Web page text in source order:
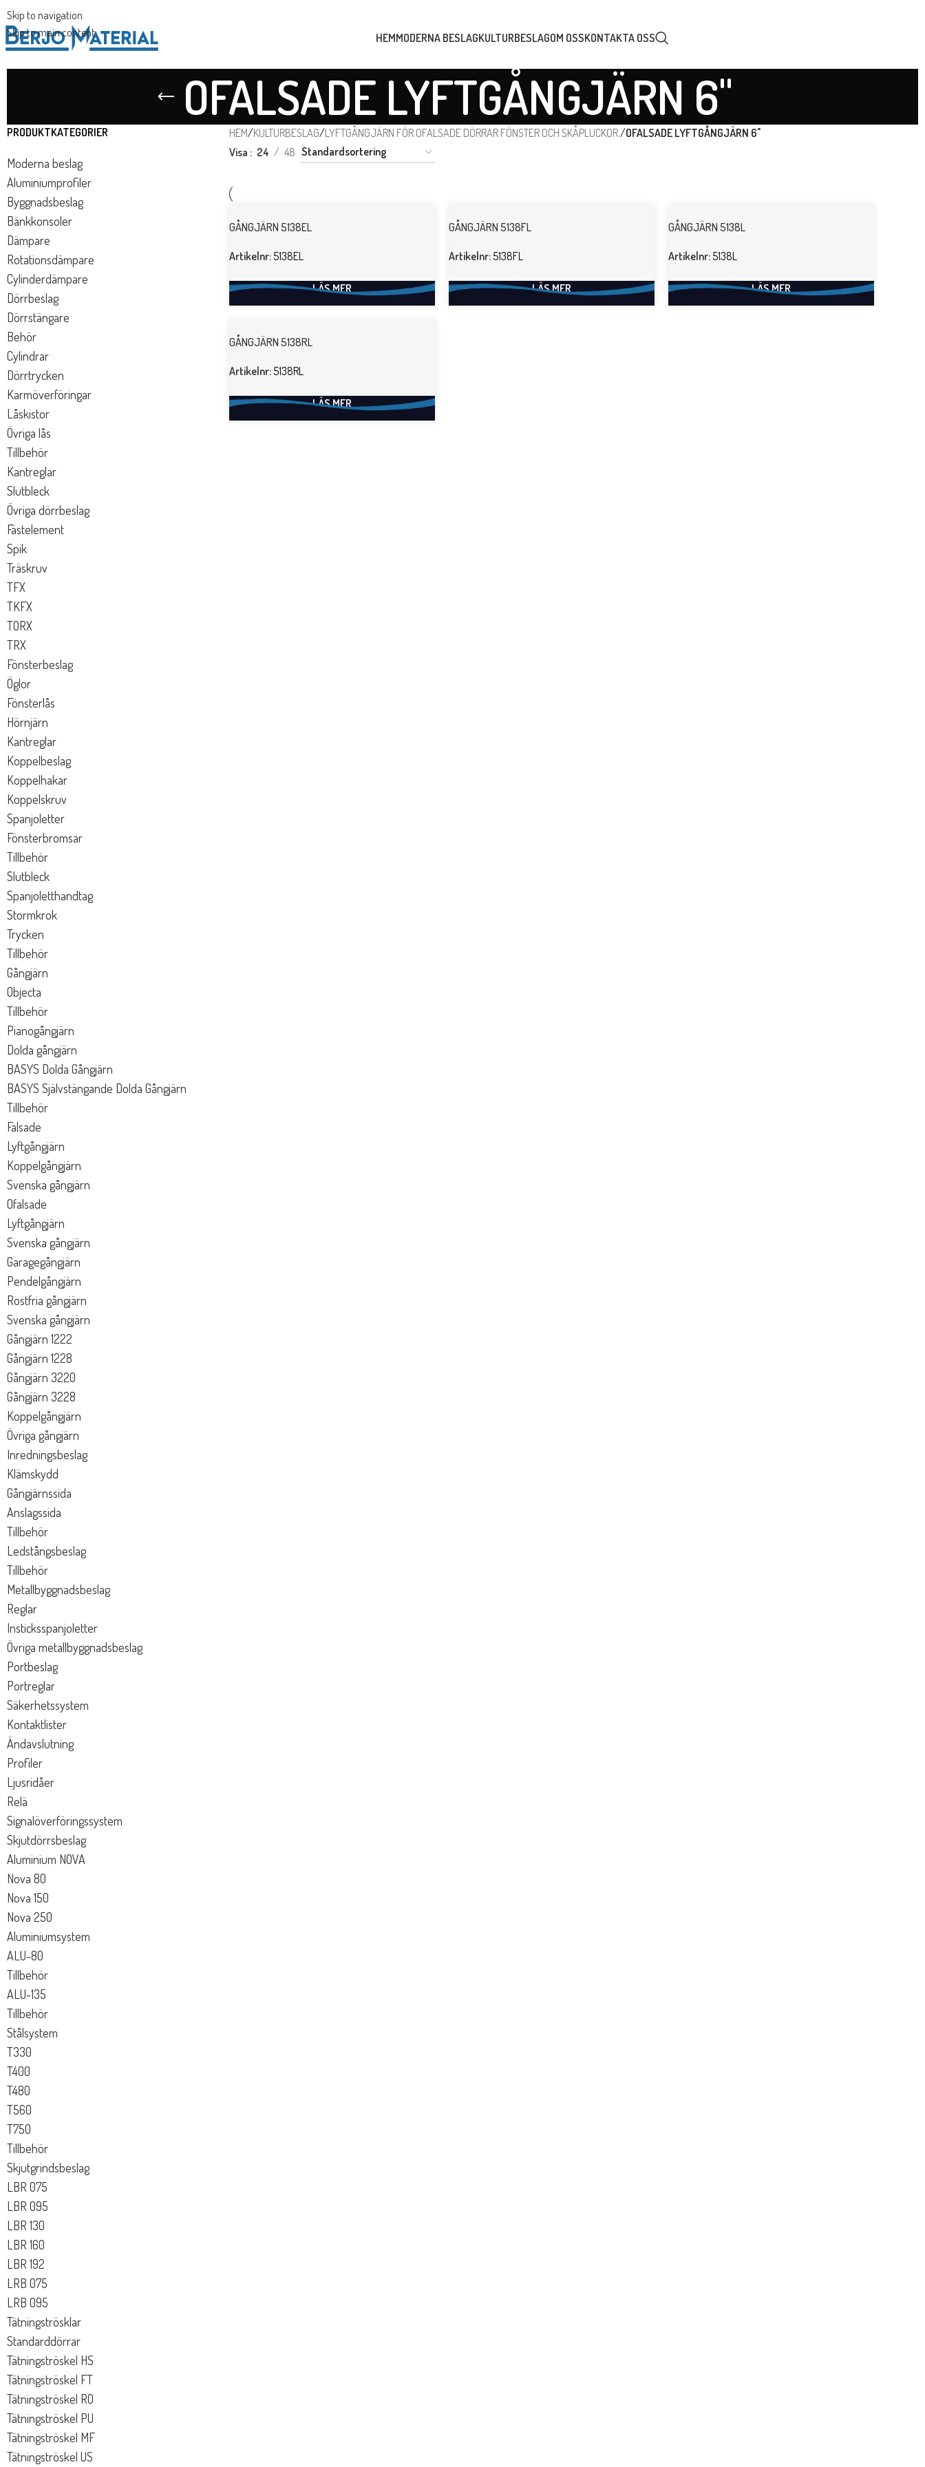
Skip to navigation
Skip to main content
HEMMODERNA BESLAGKULTURBESLAGOM OSSKONTAKTA OSS
OFALSADE LYFTGÅNGJÄRN 6"
PRODUKTKATEGORIER
Moderna beslag
Aluminiumprofiler
Byggnadsbeslag
Bänkkonsoler
Dämpare
Rotationsdämpare
Cylinderdämpare
Dörrbeslag
Dörrstängare
Behör
Cylindrar
Dörrtrycken
Karmöverföringar
Låskistor
Övriga lås
Tillbehör
Kantreglar
Slutbleck
Övriga dörrbeslag
Fästelement
Spik
Träskruv
TFX
TKFX
TORX
TRX
Fönsterbeslag
Öglor
Fönsterlås
Hörnjärn
Kantreglar
Koppelbeslag
Koppelhakar
Koppelskruv
Spanjoletter
Fönsterbromsar
Tillbehör
Slutbleck
Spanjoletthandtag
Stormkrok
Trycken
Tillbehör
Gångjärn
Objecta
Tillbehör
Pianogångjärn
Dolda gångjärn
BASYS Dolda Gångjärn
BASYS Självstängande Dolda Gångjärn
Tillbehör
Falsade
Lyftgångjärn
Koppelgångjärn
Svenska gångjärn
Ofalsade
Lyftgångjärn
Svenska gångjärn
Garagegångjärn
Pendelgångjärn
Rostfria gångjärn
Svenska gångjärn
Gångjärn 1222
Gångjärn 1228
Gångjärn 3220
Gångjärn 3228
Koppelgångjärn
Övriga gångjärn
Inredningsbeslag
Klämskydd
Gångjärnssida
Anslagssida
Tillbehör
Ledstångsbeslag
Tillbehör
Metallbyggnadsbeslag
Reglar
Insticksspanjoletter
Övriga metallbyggnadsbeslag
Portbeslag
Portreglar
Säkerhetssystem
Kontaktlister
Ändavslutning
Profiler
Ljusridåer
Relä
Signalöverföringssystem
Skjutdörrsbeslag
Aluminium NOVA
Nova 80
Nova 150
Nova 250
Aluminiumsystem
ALU-80
Tillbehör
ALU-135
Tillbehör
Stålsystem
T330
T400
T480
T560
T750
Tillbehör
Skjutgrindsbeslag
LBR 075
LBR 095
LBR 130
LBR 160
LBR 192
LRB 075
LRB 095
Tätningströsklar
Standarddörrar
Tätningströskel HS
Tätningströskel FT
Tätningströskel RO
Tätningströskel PU
Tätningströskel MF
Tätningströskel US
HEM/KULTURBESLAG/LYFTGÅNGJÄRN FÖR OFALSADE DÖRRAR FÖNSTER OCH SKÅPLUCKOR./OFALSADE LYFTGÅNGJÄRN 6"
Visa
24 48
GÅNGJÄRN 5138EL
Artikelnr: 5138EL
LÄS MER
GÅNGJÄRN 5138FL
Artikelnr: 5138FL
LÄS MER
GÅNGJÄRN 5138L
Artikelnr: 5138L
LÄS MER
GÅNGJÄRN 5138RL
Artikelnr: 5138RL
LÄS MER